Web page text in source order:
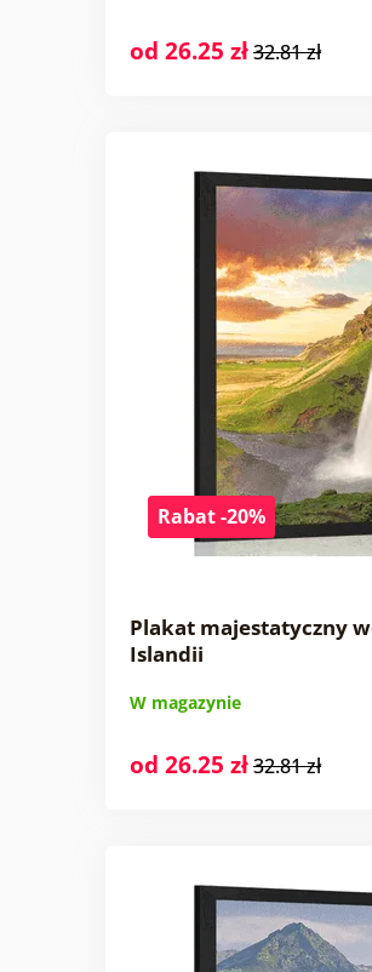
od 26.25 zł32.81 zł
Rabat -20%
Plakat majestatyczny
Islandii
W magazynie
od 26.25 zł32.81 zł